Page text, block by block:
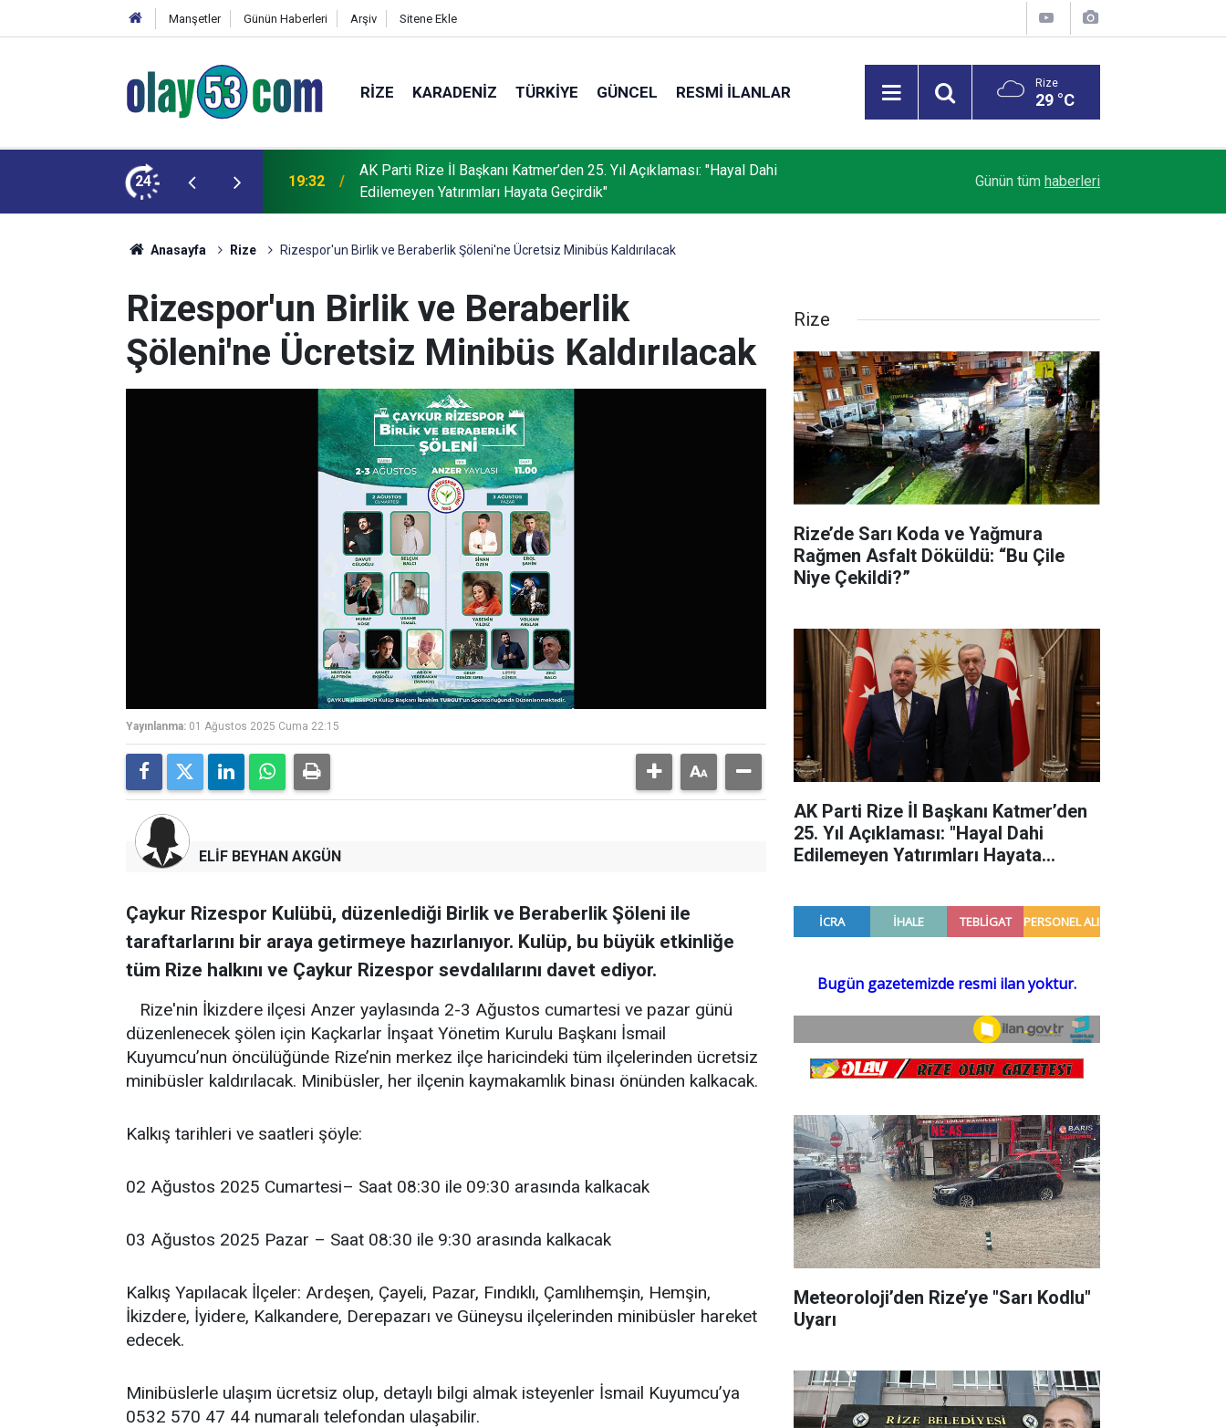
Manşetler Günün Haberleri Arşiv Sitene Ekle
RIZE KARADENIZ TÜRKIYE GÜNCEL RESMI İLANLAR Rize
29 °C
24
Asfalt Döküldü: “Bu Çile Niye Çekildi?” 19:32
AK Parti Rize İl Başkanı Katmer’den 25. Yıl Açıklaması: "Hayal Dahi
Edilemeyen Yatırımları Hayata Geçirdik"
Meteoroloji’den Rize’ye "Sarı Kodlu" Uyarı
Günün tüm haberleri
Anasayfa Rize Rizespor'un Birlik ve Beraberlik Şöleni'ne Ücretsiz Minibüs Kaldırılacak
Rizespor'un Birlik ve Beraberlik
Şöleni'ne Ücretsiz Minibüs Kaldırılacak
Yayınlanma: 01 Ağustos 2025 Cuma 22:15
ELİF BEYHAN AKGÜN
Çaykur Rizespor Kulübü, düzenlediği Birlik ve Beraberlik Şöleni ile
taraftarlarını bir araya getirmeye hazırlanıyor. Kulüp, bu büyük etkinliğe
tüm Rize halkını ve Çaykur Rizespor sevdalılarını davet ediyor.
Rize'nin İkizdere ilçesi Anzer yaylasında 2-3 Ağustos cumartesi ve pazar günü
düzenlenecek şölen için Kaçkarlar İnşaat Yönetim Kurulu Başkanı İsmail
Kuyumcu’nun öncülüğünde Rize’nin merkez ilçe haricindeki tüm ilçelerinden ücretsiz
minibüsler kaldırılacak. Minibüsler, her ilçenin kaymakamlık binası önünden kalkacak.
Kalkış tarihleri ve saatleri şöyle:
02 Ağustos 2025 Cumartesi– Saat 08:30 ile 09:30 arasında kalkacak
03 Ağustos 2025 Pazar – Saat 08:30 ile 9:30 arasında kalkacak
Kalkış Yapılacak İlçeler: Ardeşen, Çayeli, Pazar, Fındıklı, Çamlıhemşin, Hemşin,
İkizdere, İyidere, Kalkandere, Derepazarı ve Güneysu ilçelerinden minibüsler hareket
edecek.
Minibüslerle ulaşım ücretsiz olup, detaylı bilgi almak isteyenler İsmail Kuyumcu’ya
0532 570 47 44 numaralı telefondan ulaşabilir.
Rize
Rize’de Sarı Koda ve Yağmura
Rağmen Asfalt Döküldü: “Bu Çile
Niye Çekildi?”
AK Parti Rize İl Başkanı Katmer’den
25. Yıl Açıklaması: "Hayal Dahi
Edilemeyen Yatırımları Hayata
Meteoroloji’den Rize’ye "Sarı Kodlu"
Uyarı